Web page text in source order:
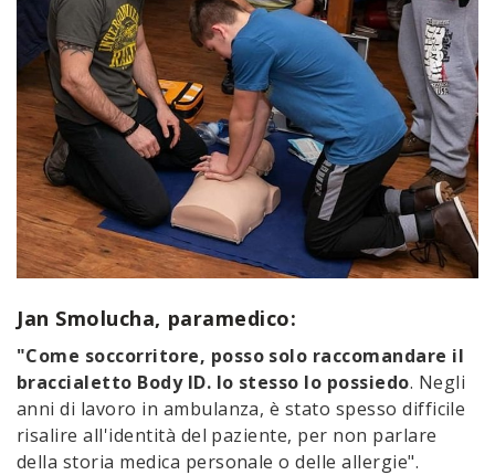
Jan Smolucha, paramedico:
"Come soccorritore, posso solo raccomandare il
braccialetto Body ID. Io stesso lo possiedo. Negli
anni di lavoro in ambulanza, è stato spesso difficile
risalire all'identità del paziente, per non parlare
della storia medica personale o delle allergie".